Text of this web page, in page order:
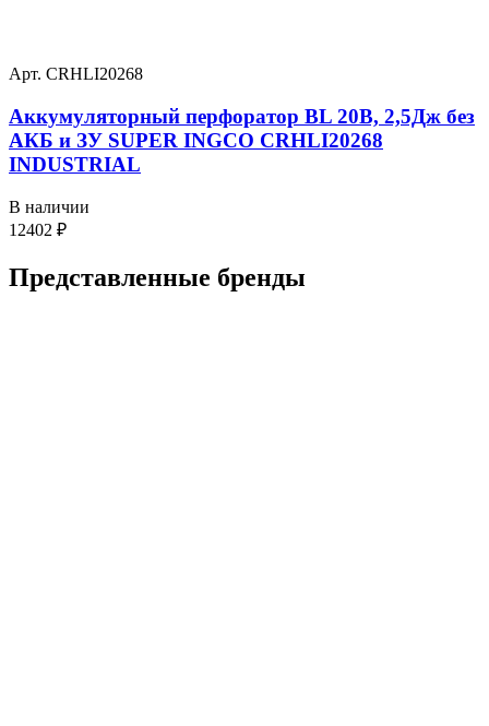
Арт. CRHLI20268
Аккумуляторный перфоратор BL 20В, 2,5Дж без
АКБ и ЗУ SUPER INGCO CRHLI20268
INDUSTRIAL
В наличии
12402 ₽
Представленные бренды